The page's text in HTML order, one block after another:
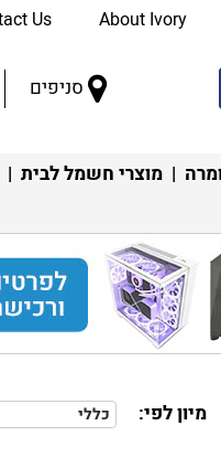
About Ivory
סניפים
| מוצרי חשמל לבית |
מיון לפי: כללי